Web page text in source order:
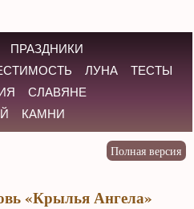
ПРАЗДНИКИ
ЛУНА
ТЕСТЫ
СЛАВЯНЕ
КАМНИ
«Крылья Ангела»